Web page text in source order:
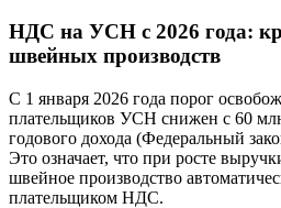
НДС на УСН с 2026 года:
швейных производств
С 1 января 2026 года порог
плательщиков УСН снижен с 60
годового дохода (Федеральный
Это означает, что при росте
швейное производство
плательщиком НДС.